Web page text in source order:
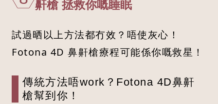
鼾槍 拯救你嘅睡眠
試過晒以上方法都冇效？唔使灰心！
Fotona 4D 鼻鼾槍療程可能係你嘅救星！
傳統方法唔work？Fotona 4D鼻鼾
槍幫到你！